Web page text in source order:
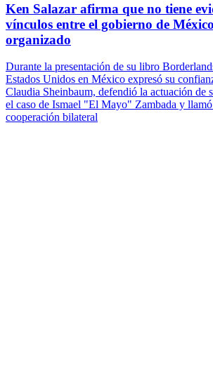
Ken Salazar afirma que no tiene
vínculos entre el gobierno de
organizado
Durante la presentación de su libro
Estados Unidos en México expresó su
Claudia Sheinbaum, defendió la actuación de
el caso de Ismael "El Mayo" Zambada y
cooperación bilateral